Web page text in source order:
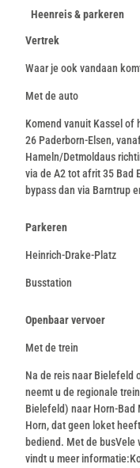
Heenreis & parkeren
Vertrek
Waar je ook vandaan
Met de auto
Komend vanuit Kassel of
26 Paderborn-Elsen,
Hameln/Detmoldaus
via de A2 tot afrit 35 Bad
bypass dan via Barntrup
Parkeren
Heinrich-Drake-Platz
Busstation
Openbaar vervoer
Met de trein
Na de reis naar Bielefeld
neemt u de regionale
Bielefeld) naar Horn-Bad
Horn, dat geen loket
bediend. Met de
vindt u meer